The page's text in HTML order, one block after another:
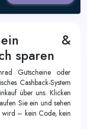
&
sparen
Gutscheine oder
Cashback-System
über uns. Klicken
Sie ein und sehen
wird – kein Code, kein